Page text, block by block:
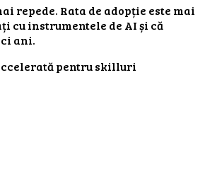
repede. Rata de adopție este mai
cu instrumentele de AI și că
ani.
pentru skilluri